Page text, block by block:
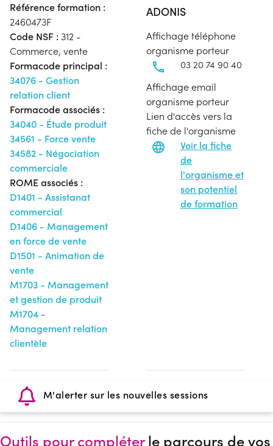
Référence formation :
2460473F
Code NSF : 312 -
Commerce, vente
Formacode principal :
34076 - Gestion
relation client
Formacode associés :
34040 - Étude produit
34561 - Force vente
34582 - Négociation
commerciale
ROME associés :
D1401 - Assistanat
commercial
D1406 - Management
en force de vente
D1501 - Animation de
vente
M1703 - Management
et gestion de produit
M1704 -
Management relation
clientèle
ADONIS
Affichage téléphone
organisme porteur
03 20 74 90 40
Affichage email
organisme porteur
Lien d'accès vers la
fiche de l'organisme
Voir la fiche
de
l'organisme et
son potentiel
de formation
M'alerter sur les nouvelles sessions
Outils pour compléterle parcours de vos